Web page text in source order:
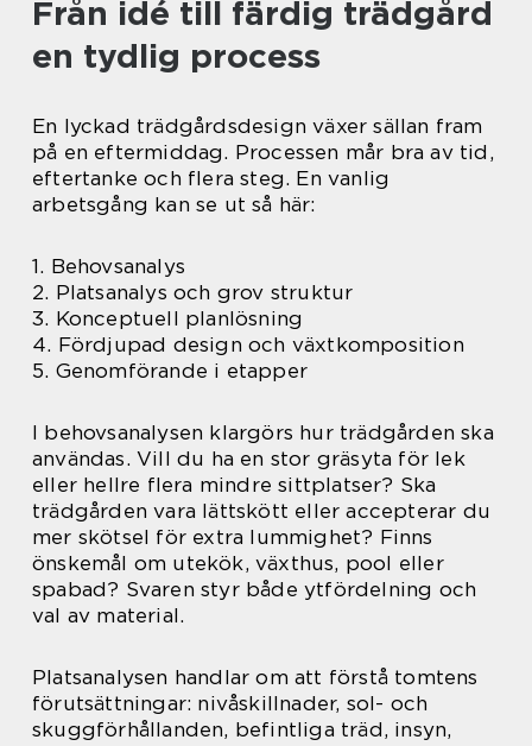
Från idé till färdig trädgård
en tydlig process
En lyckad trädgårdsdesign växer sällan fram
på en eftermiddag. Processen mår bra av tid,
eftertanke och flera steg. En vanlig
arbetsgång kan se ut så här:
1. Behovsanalys
2. Platsanalys och grov struktur
3. Konceptuell planlösning
4. Fördjupad design och växtkomposition
5. Genomförande i etapper
I behovsanalysen klargörs hur trädgården ska
användas. Vill du ha en stor gräsyta för lek
eller hellre flera mindre sittplatser? Ska
trädgården vara lättskött eller accepterar du
mer skötsel för extra lummighet? Finns
önskemål om utekök, växthus, pool eller
spabad? Svaren styr både ytfördelning och
val av material.
Platsanalysen handlar om att förstå tomtens
förutsättningar: nivåskillnader, sol- och
skuggförhållanden, befintliga träd, insyn,